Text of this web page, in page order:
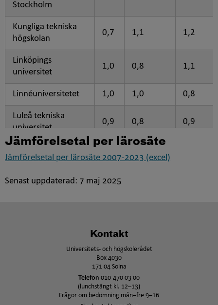
Stockholm
Kungliga tekniska
högskolan
0,7 1,1 1,2
Linköpings
universitet
1,0 0,8 1,1
Linnéuniversitetet 1,0 1,0 0,8
Luleå tekniska
universitet
0,9 0,8 0,9
1,1
1,0 1,6
Jämförelsetal per lärosäte
Jämförelsetal per lärosäte 2007-2023 (excel)
Senast uppdaterad: 7 maj 2025
Kontakt
Universitets- och högskolerådet
Box 4030
171 04 Solna
Telefon 010-470 03 00
(lunchstängt kl. 12–13)
Frågor om bedömning mån–fre 9–16